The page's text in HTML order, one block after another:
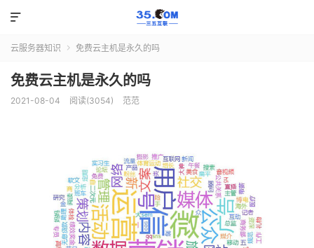

云服务器知识  免费云主机是永久的吗
免费云主机是永久的吗
2021-08-04 阅读(3054) 范范